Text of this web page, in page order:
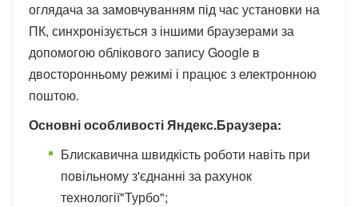
оглядача за замовчуванням під час установки на
ПК, синхронізується з іншими браузерами за
допомогою облікового запису Google в
двосторонньому режимі і працює з електронною
поштою.
Основні особливості Яндекс.Браузера:
Блискавична швидкість роботи навіть при
повільному з'єднанні за рахунок
технології"Турбо";